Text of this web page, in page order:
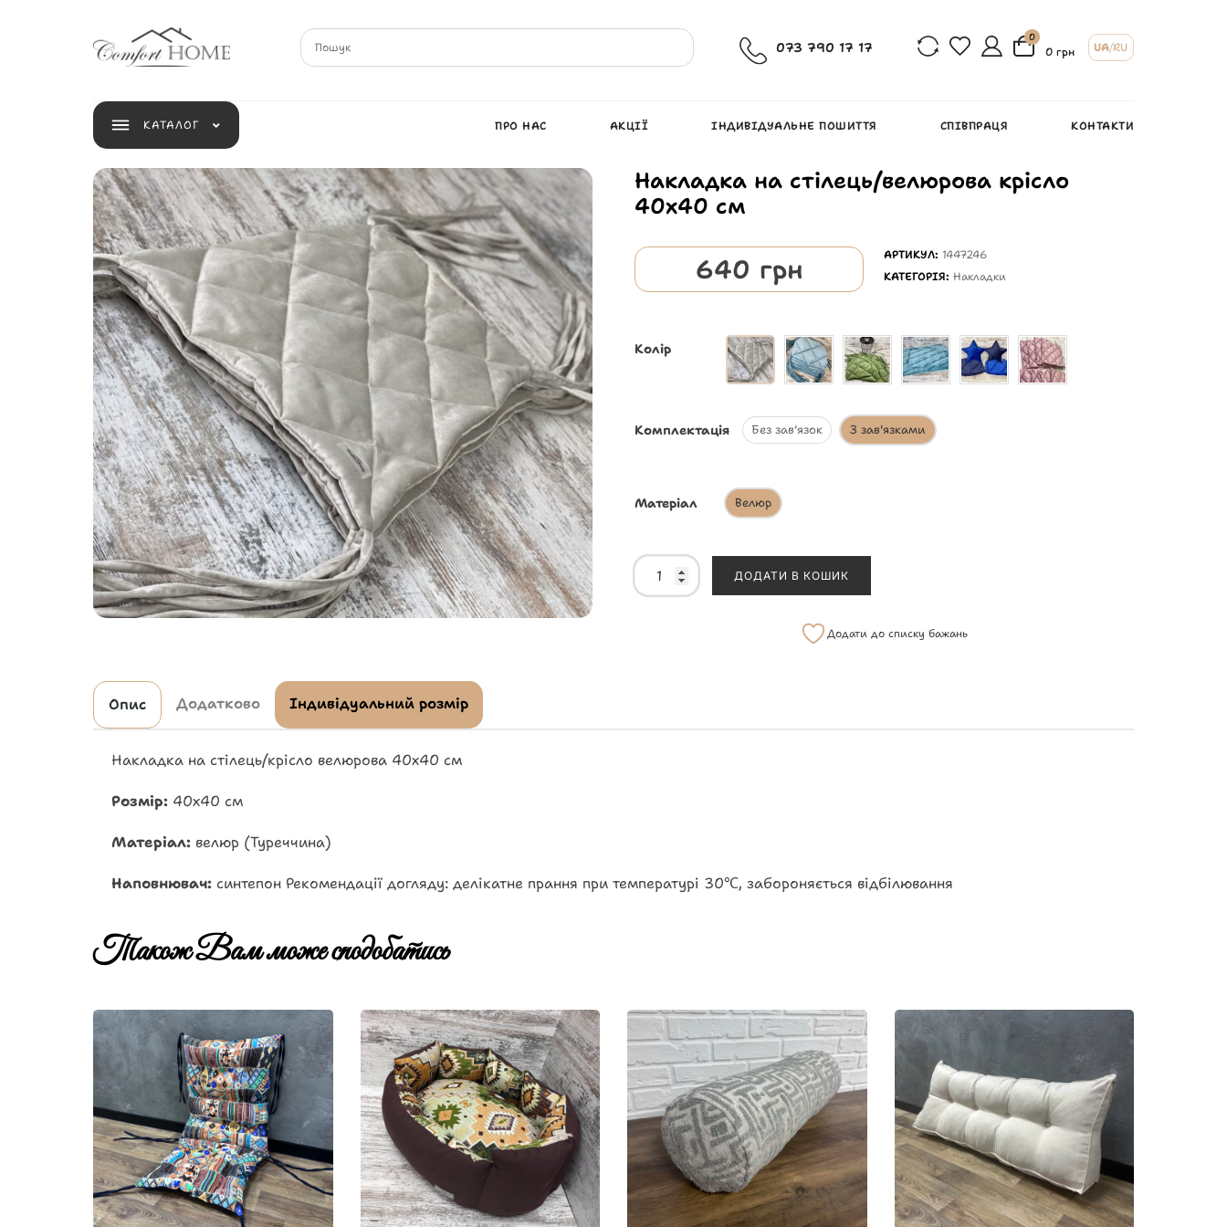
073 790 17 17
0
0 грн UA/RU
КАТАЛОГ ПРО НАС АКЦІЇ ІНДИВІДУАЛЬНЕ ПОШИТТЯ СПІВПРАЦЯ КОНТАКТИ
Накладка на стілець/велюрова крісло
40х40 см
640 грн АРТИКУЛ: 1447246
КАТЕГОРІЯ: Накладки
Колір
Комплектація Без зав'язок З зав'язками
Матеріал Велюр
ДОДАТИ В КОШИК
Додати до списку бажань
Опис Додатково Індивідуальний розмір
Накладка на стілець/крісло велюрова 40х40 см
Розмір: 40х40 см
Матеріал: велюр (Туреччина)
Наповнювач: синтепон Рекомендації догляду: делікатне прання при температурі 30℃, забороняється відбілювання
Також Вам може сподобатись